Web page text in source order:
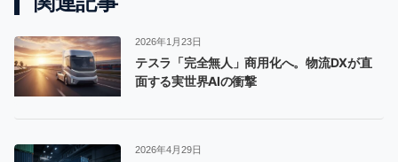
2026年1月23日
テスラ「完全無人」商用化へ。物流DXが直
面する実世界AIの衝撃
2026年4月29日